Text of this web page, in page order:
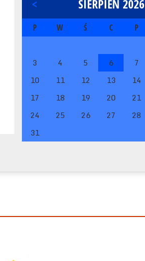
< SIERPIEŃ 2026
P W Ś C P
3
4 5 6 7
10
11 12 13 14
17
18 19 20 21
24
25 26 27 28
31